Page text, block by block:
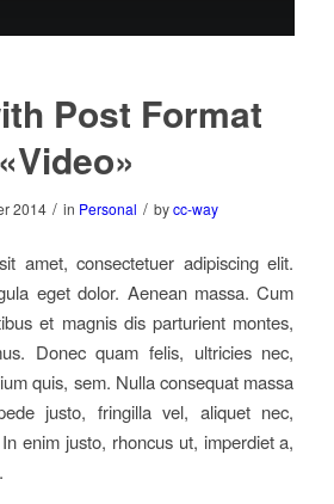
Post Format
«Video»
2014 / in Personal / bycc-way
amet, consectetuer adipiscing elit.
eget dolor. Aenean massa. Cum
et magnis dis parturient montes,
Donec quam felis, ultricies nec,
quis, sem. Nulla consequat massa
justo, fringilla vel, aliquet nec,
enim justo, rhoncus ut, imperdiet a,